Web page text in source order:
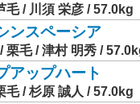
毛 / 川須 栄彦 / 57.0kg
ンスペーシア
栗毛 / 津村 明秀 /
アップハート
毛 / 杉原 誠人 / 57.0kg